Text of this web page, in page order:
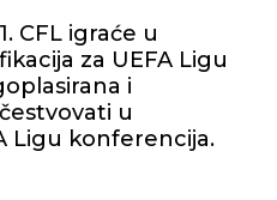
CFL igraće u
za UEFA Ligu
i
u
Ligu konferencija.